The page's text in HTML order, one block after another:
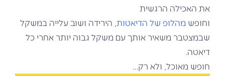
את האכילה הרגשית
וחופש מהלופ של הדיאטות , הירידה ושוב עלייה במשקל
שבמצטבר משאיר אותך עם משקל גבוה יותר אחרי כל
דיאטה.
חופש מאוכל, ולא רק…